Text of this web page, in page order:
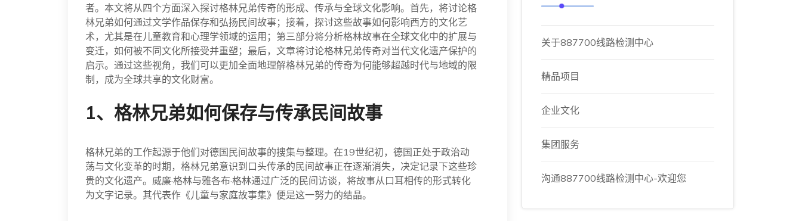
者。本文将从四个方面深入探讨格林兄弟传奇的形成、传承与全球文化影响。首先，将讨论格
林兄弟如何通过文学作品保存和弘扬民间故事；接着，探讨这些故事如何影响西方的文化艺
术，尤其是在儿童教育和心理学领域的运用；第三部分将分析格林故事在全球文化中的扩展与
变迁，如何被不同文化所接受并重塑；最后，文章将讨论格林兄弟传奇对当代文化遗产保护的
启示。通过这些视角，我们可以更加全面地理解格林兄弟的传奇为何能够超越时代与地域的限
制，成为全球共享的文化财富。
1、格林兄弟如何保存与传承民间故事
格林兄弟的工作起源于他们对德国民间故事的搜集与整理。在19世纪初，德国正处于政治动
荡与文化变革的时期，格林兄弟意识到口头传承的民间故事正在逐渐消失，决定记录下这些珍
贵的文化遗产。威廉·格林与雅各布·格林通过广泛的民间访谈，将故事从口耳相传的形式转化
为文字记录。其代表作《儿童与家庭故事集》便是这一努力的结晶。
关于887700线路检测中心
精品项目
企业文化
集团服务
沟通887700线路检测中心-欢迎您